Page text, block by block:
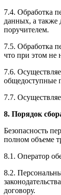
7.4. Обработка
данных, а также
поручителем.
7.5. Обработка
что при этом не
7.6.
общедоступные
7.7.
8. Порядок
Безопасность
полном объеме
8.1. Оператор
8.2.
договору.